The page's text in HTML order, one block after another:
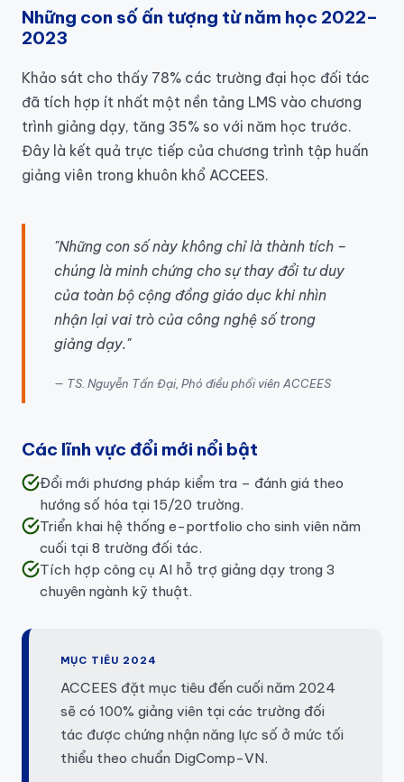
Những con số ấn tượng từ năm học 2022–
2023
Khảo sát cho thấy 78% các trường đại học đối tác
đã tích hợp ít nhất một nền tảng LMS vào chương
trình giảng dạy, tăng 35% so với năm học trước.
Đây là kết quả trực tiếp của chương trình tập huấn
giảng viên trong khuôn khổ ACCEES.
"Những con số này không chỉ là thành tích –
chúng là minh chứng cho sự thay đổi tư duy
của toàn bộ cộng đồng giáo dục khi nhìn
nhận lại vai trò của công nghệ số trong
giảng dạy."
TS. Nguyễn Tấn Đại, Phó điều phối viên ACCEES
Các lĩnh vực đổi mới nổi bật
Đổi mới phương pháp kiểm tra – đánh giá theo
hướng số hóa tại 15/20 trường.
Triển khai hệ thống e-portfolio cho sinh viên năm
cuối tại 8 trường đối tác.
Tích hợp công cụ AI hỗ trợ giảng dạy trong 3
chuyên ngành kỹ thuật.
MỤC TIÊU 2024
ACCEES đặt mục tiêu đến cuối năm 2024
sẽ có 100% giảng viên tại các trường đối
tác được chứng nhận năng lực số ở mức tối
thiểu theo chuẩn DigComp-VN.